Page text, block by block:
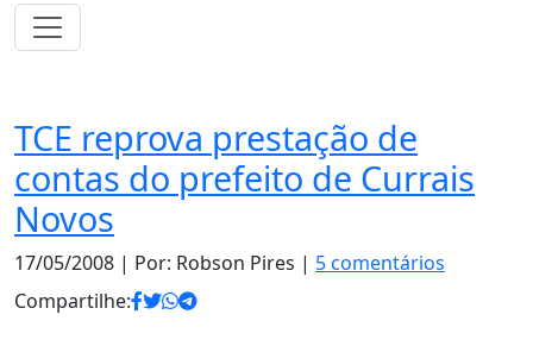
TCE reprova prestação de
contas do prefeito de Currais
Novos
17/05/2008 | Por: Robson Pires | 5 comentários
Compartilhe: